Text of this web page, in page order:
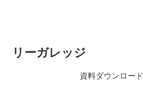
リーガレッジ
資料ダウンロード